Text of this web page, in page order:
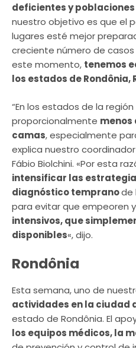
deficientes y
nuestro objetivo es que el
lugares esté mejor
creciente número de
este momento, tenemos
los estados de Rondônia,
“En los estados de la
proporcionalmente menos
camas, especialmente
explica nuestro
Fábio Biolchini. «Por esta
intensificar las
diagnóstico tempranode
para evitar que empeoren
intensivos, que
disponibles«, dijo.
Rondônia
Esta semana, uno de
actividades en la ciudad
estado de Rondônia. El
los equipos médicos, la